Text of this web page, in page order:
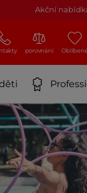
Akční
porovnání